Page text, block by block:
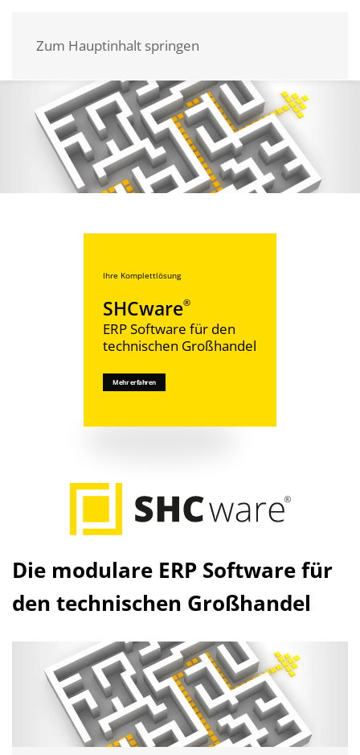
Zum Hauptinhalt springen
Informieren Sie sich über die Neuheiten
Anwendertage
2026
Mehr erfahren
Ihre Komplettlösung
SHCware®
ERP Software für den
technischen Großhandel
Mehr erfahren
Die modulare ERP Software für
den technischen Großhandel